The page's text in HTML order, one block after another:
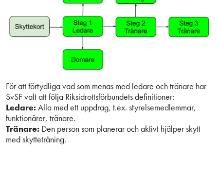
För att förtydliga vad som menas med ledare och tränare har
SvSF valt att följa Riksidrottsförbundets definitioner:
Ledare: Alla med ett uppdrag, t.ex. styrelsemedlemmar,
funktionärer, tränare.
Tränare: Den person som planerar och aktivt hjälper skytt
med skytteträning.